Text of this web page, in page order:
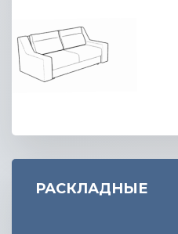
РАСКЛАДНЫЕ